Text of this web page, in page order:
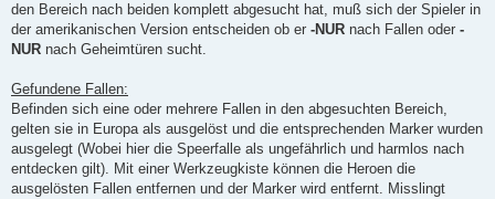
den Bereich nach beiden komplett abgesucht hat, muß sich der Spieler in
der amerikanischen Version entscheiden ob er -NUR nach Fallen oder -
NUR nach Geheimtüren sucht.
Gefundene Fallen:
Befinden sich eine oder mehrere Fallen in den abgesuchten Bereich,
gelten sie in Europa als ausgelöst und die entsprechenden Marker wurden
ausgelegt (Wobei hier die Speerfalle als ungefährlich und harmlos nach
entdecken gilt). Mit einer Werkzeugkiste können die Heroen die
ausgelösten Fallen entfernen und der Marker wird entfernt. Misslingt